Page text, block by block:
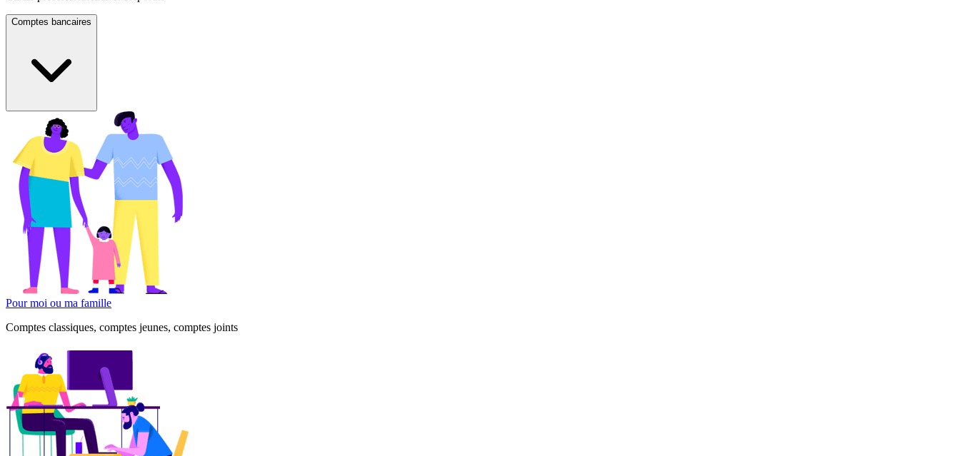
Comptes bancaires
Pour moi ou ma famille
Comptes classiques, comptes jeunes, comptes joints